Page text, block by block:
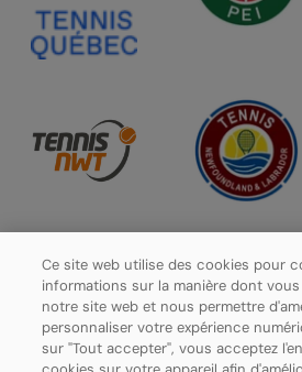
Ce site web utilise des cookies pour
informations sur la manière dont
notre site web et nous permettre
personnaliser votre expérience
sur "Tout accepter", vous acceptez